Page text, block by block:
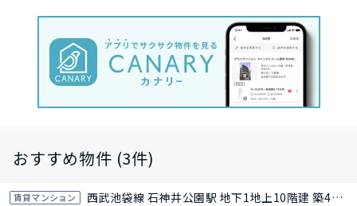
おすすめ物件 (3件)
賃貸マンション 西武池袋線 石神井公園駅 地下1地上10階建 築46年